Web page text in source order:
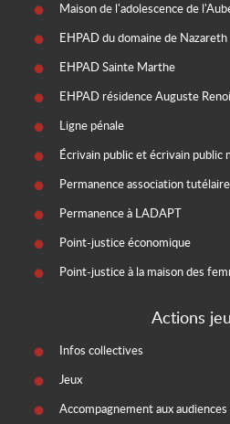
Maison de l'adolescence de
EHPAD du domaine de Nazareth
EHPAD Sainte Marthe
EHPAD résidence Auguste
Ligne pénale
Écrivain public et écrivain public
Permanence association
Permanence à LADAPT
Point-justice économique
Point-justice à la maison des
Actions
Infos collectives
Jeux
Accompagnement aux